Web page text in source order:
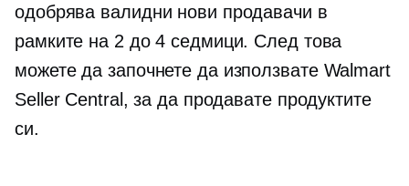
одобрява валидни нови продавачи в
рамките на 2 до 4 седмици. След това
можете да започнете да използвате Walmart
Seller Central, за да продавате продуктите
си.